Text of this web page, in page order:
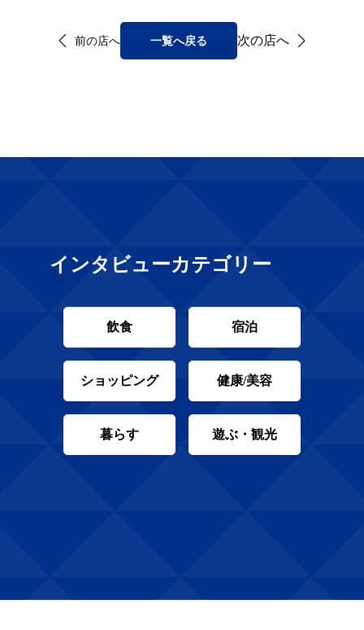
前の店へ 一覧へ戻る 次の店へ
インタビューカテゴリー
飲食 宿泊
ショッピング 健康/美容
暮らす 遊ぶ・観光